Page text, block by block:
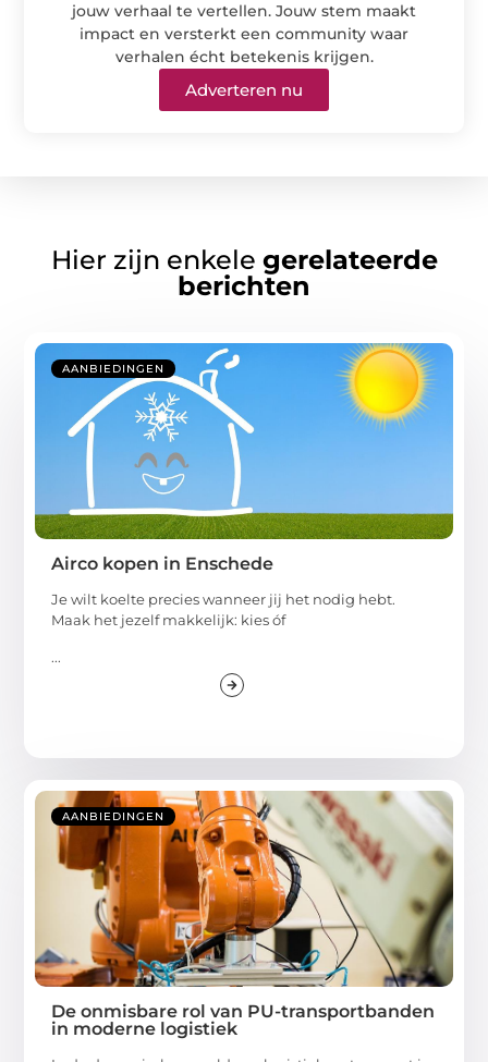
jouw verhaal te vertellen. Jouw stem maakt
impact en versterkt een community waar
verhalen écht betekenis krijgen.
Adverteren nu
Hier zijn enkele gerelateerde
berichten
AANBIEDINGEN
Airco kopen in Enschede
Je wilt koelte precies wanneer jij het nodig hebt.
Maak het jezelf makkelijk: kies óf
...
AANBIEDINGEN
De onmisbare rol van PU-transportbanden
in moderne logistiek